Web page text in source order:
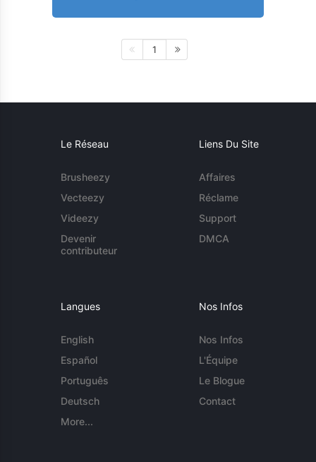
1
Le Réseau
Brusheezy
Vecteezy
Videezy
Devenir
contributeur
Liens Du Site
Affaires
Réclame
Support
DMCA
Langues
English
Español
Português
Deutsch
More...
Nos Infos
Nos Infos
L'Équipe
Le Blogue
Contact